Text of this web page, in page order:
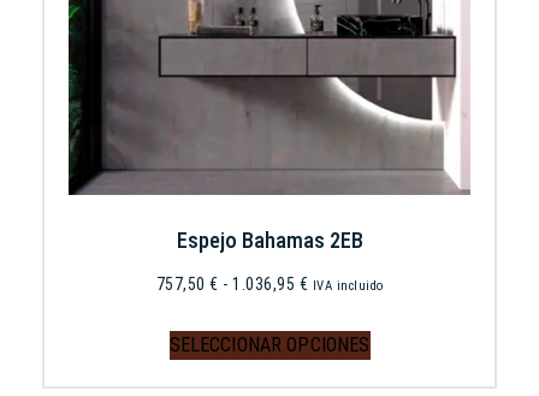
Espejo Bahamas 2EB
757,50 € - 1.036,95 € IVA incluido
SELECCIONAR OPCIONES